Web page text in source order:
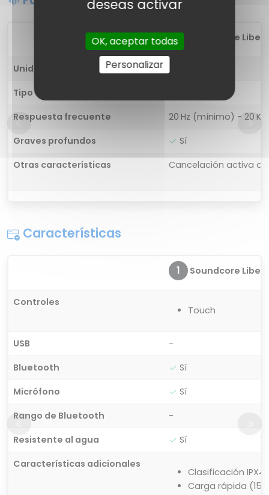
1 Soundcore
Unidad de controlador
Tipo de controlador
Respuesta frecuente
20 Hz (mínimo) - 20
Graves profundos
Sí
Otras características
Cancelación activa
Características
1 Soundcore
Controles
Touch
USB
-
Bluetooth
Sí
Micrófono
Sí
Rango de Bluetooth
-
Resistente al agua
Sí
Características adicionales
Clasificación IPX4
Carga rápida (15
deseas activar
OK, aceptar todas
Personalizar